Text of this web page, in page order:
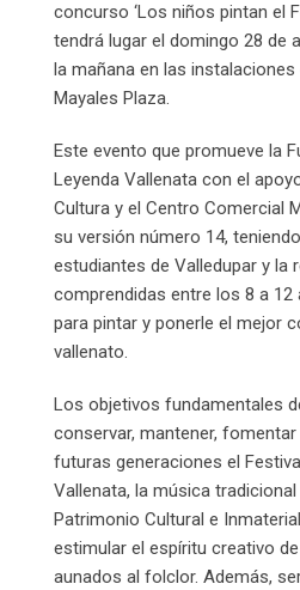
concurso ‘Los niños pintan el
tendrá lugar el domingo 28 de
la mañana en las
Mayales Plaza.
Este evento que promueve la
Leyenda Vallenata con el
Cultura y el Centro Comercial
su versión número 14,
estudiantes de Valledupar y la
comprendidas entre los 8 a 12
para pintar y ponerle el mejor
vallenato.
Los objetivos fundamentales
conservar, mantener,
futuras generaciones el
Vallenata, la música
Patrimonio Cultural e
estimular el espíritu creativo
aunados al folclor. Además,